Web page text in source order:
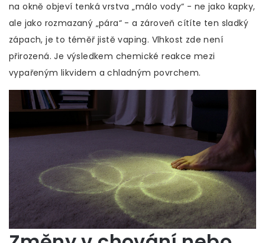
na okně objeví tenká vrstva „málo vody“ - ne jako kapky,
ale jako rozmazaný „pára“ - a zároveň cítíte ten sladký
zápach, je to téměř jistě vaping. Vlhkost zde není
přirozená. Je výsledkem chemické reakce mezi
vypařeným likvidem a chladným povrchem.